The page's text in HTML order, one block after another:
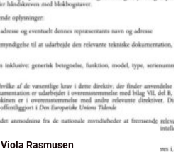
Viola Rasmusen